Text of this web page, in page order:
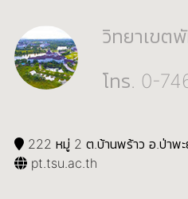
วิทยาเขต
โทร. 0-
222 หมู่ 2 ต.บ้านพร้าว อ.ป่าพ
pt.tsu.ac.th